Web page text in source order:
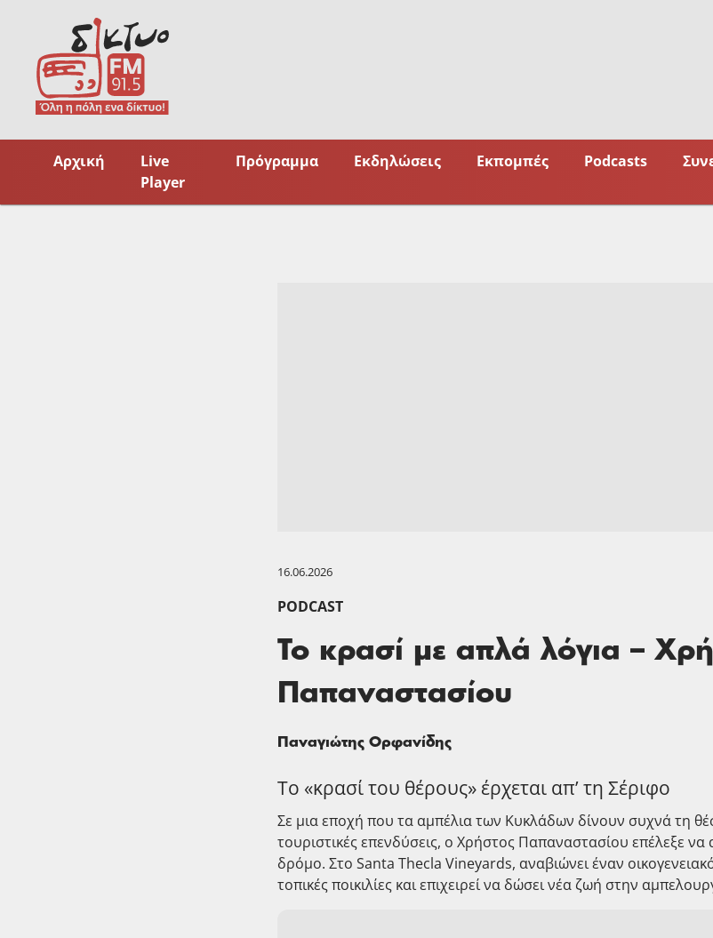
content
Αρχική
Live
Player
Πρόγραμμα Εκδηλώσεις Εκπομπές Podcasts
16.06.2026
PODCAST
Το κρασί με απλά λόγια –
Παπαναστασίου
Παναγιώτης Ορφανίδης
Το «κρασί του θέρους» έρχεται απ’ τη Σέριφο
Σε μια εποχή που τα αμπέλια των Κυκλάδων δίνουν συχνά τη
τουριστικές επενδύσεις, ο Χρήστος Παπαναστασίου επέλεξε να
δρόμο. Στο Santa Thecla Vineyards, αναβιώνει έναν
τοπικές ποικιλίες και επιχειρεί να δώσει νέα ζωή στην